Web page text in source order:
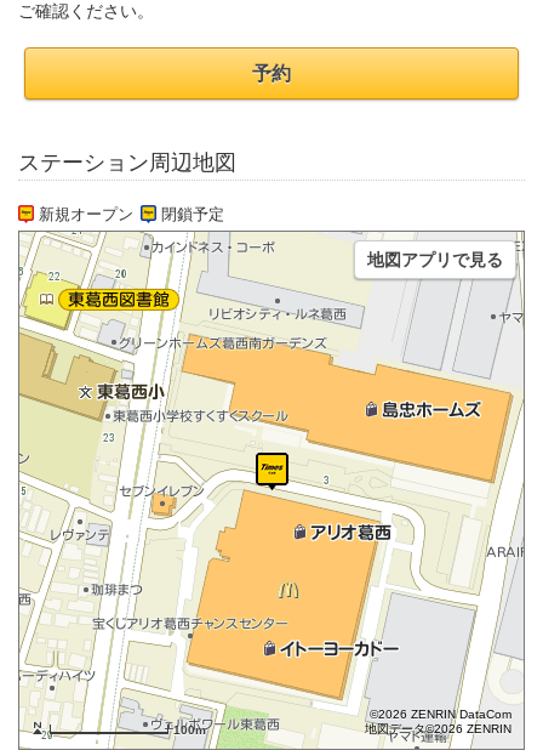
ご確認ください。
予約
ステーション周辺地図
新規オープン 閉鎖予定
100m
©2026 ZENRIN DataCom
地図データ©2026 ZENRIN
地図アプリで見る